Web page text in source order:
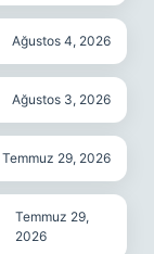
Ağustos 4, 2026
Ağustos 3, 2026
Temmuz 29, 2026
Temmuz 29,
2026